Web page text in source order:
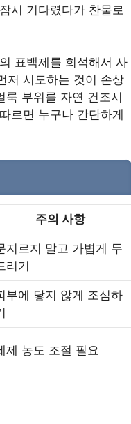
시 기다렸다가 찬물로
표백제를 희석해서 사
저 시도하는 것이 손상
부위를 자연 건조시
르면 누구나 간단하게
주의 사항
지르지 말고 가볍게 두
리기
부에 닿지 않게 조심하
제 농도 조절 필요